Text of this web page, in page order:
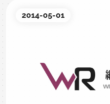
2014-05-01